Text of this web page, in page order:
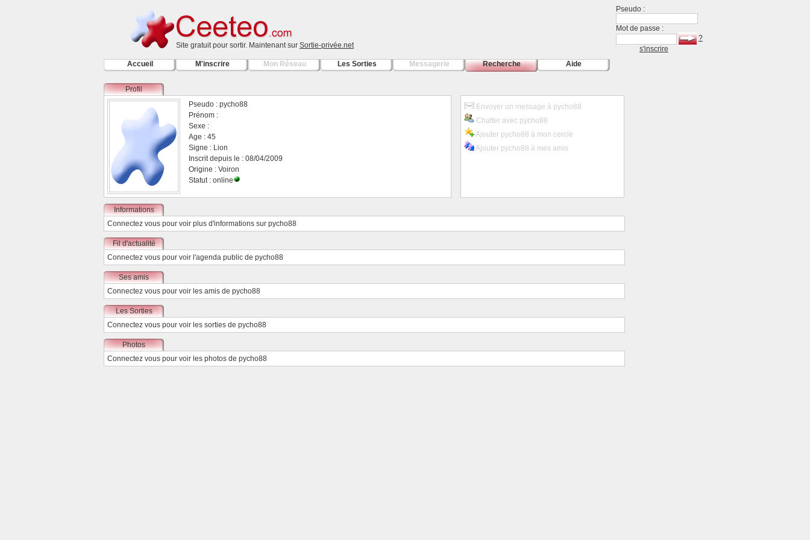
Site gratuit pour sortir. Maintenant sur Sortie-privée.net
Pseudo :
Mot de passe :
?
s'inscrire
Accueil
M'inscrire Mon Réseau Les Sorties Messagerie Recherche Aide
Profil
Pseudo : pycho88
Prénom :
Sexe :
Age : 45
Signe : Lion
Inscrit depuis le : 08/04/2009
Origine : Voiron
Statut : online
Envoyer un message à pycho88
Chatter avec pycho88
Ajouter pycho88 à mon cercle
Ajouter pycho88 à mes amis
Informations
Connectez vous pour voir plus d'informations sur pycho88
Fil d'actualité
Connectez vous pour voir l'agenda public de pycho88
Ses amis
Connectez vous pour voir les amis de pycho88
Les Sorties
Connectez vous pour voir les sorties de pycho88
Photos
Connectez vous pour voir les photos de pycho88